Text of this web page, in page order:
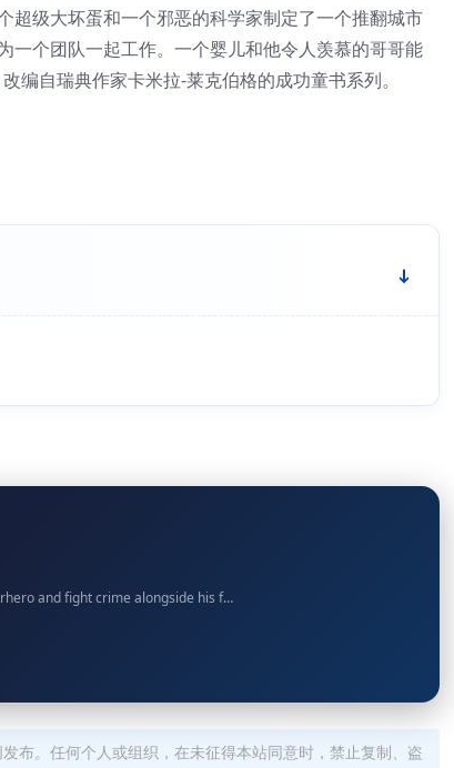
超级大坏蛋和一个邪恶的科学家制定了一个推翻城市
一个团队一起工作。一个婴儿和他令人羡慕的哥哥能
编自瑞典作家卡米拉-莱克伯格的成功童书系列。
and fight crime alongside his f…
布。任何个人或组织，在未征得本站同意时，禁止复制、盗